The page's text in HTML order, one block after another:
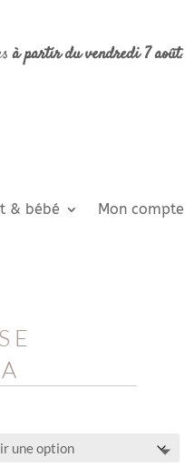
à partir du vendredi 7 août.
& bébé Mon compte